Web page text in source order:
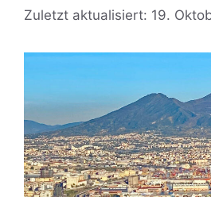
Zuletzt aktualisiert: 19.